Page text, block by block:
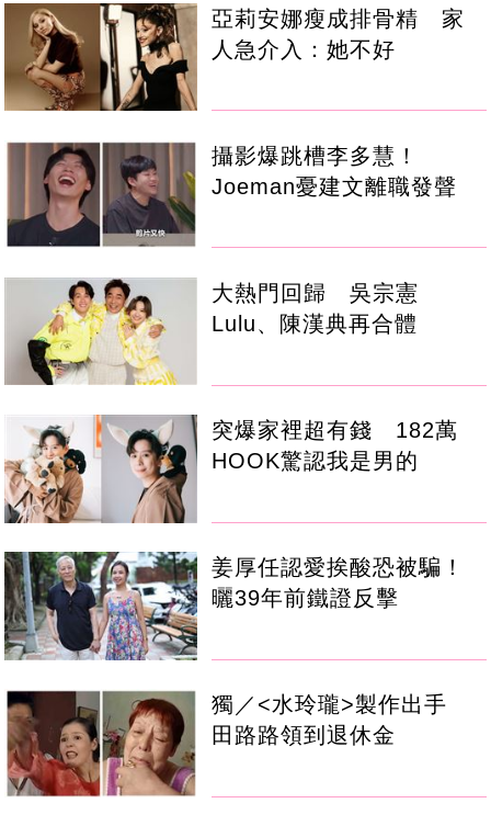
亞莉安娜瘦成排骨精 家
人急介入：她不好
攝影爆跳槽李多慧！
Joeman憂建文離職發聲
大熱門回歸 吳宗憲
Lulu、陳漢典再合體
突爆家裡超有錢 182萬
HOOK驚認我是男的
姜厚任認愛挨酸恐被騙！
曬39年前鐵證反擊
獨／<水玲瓏>製作出手
田路路領到退休金